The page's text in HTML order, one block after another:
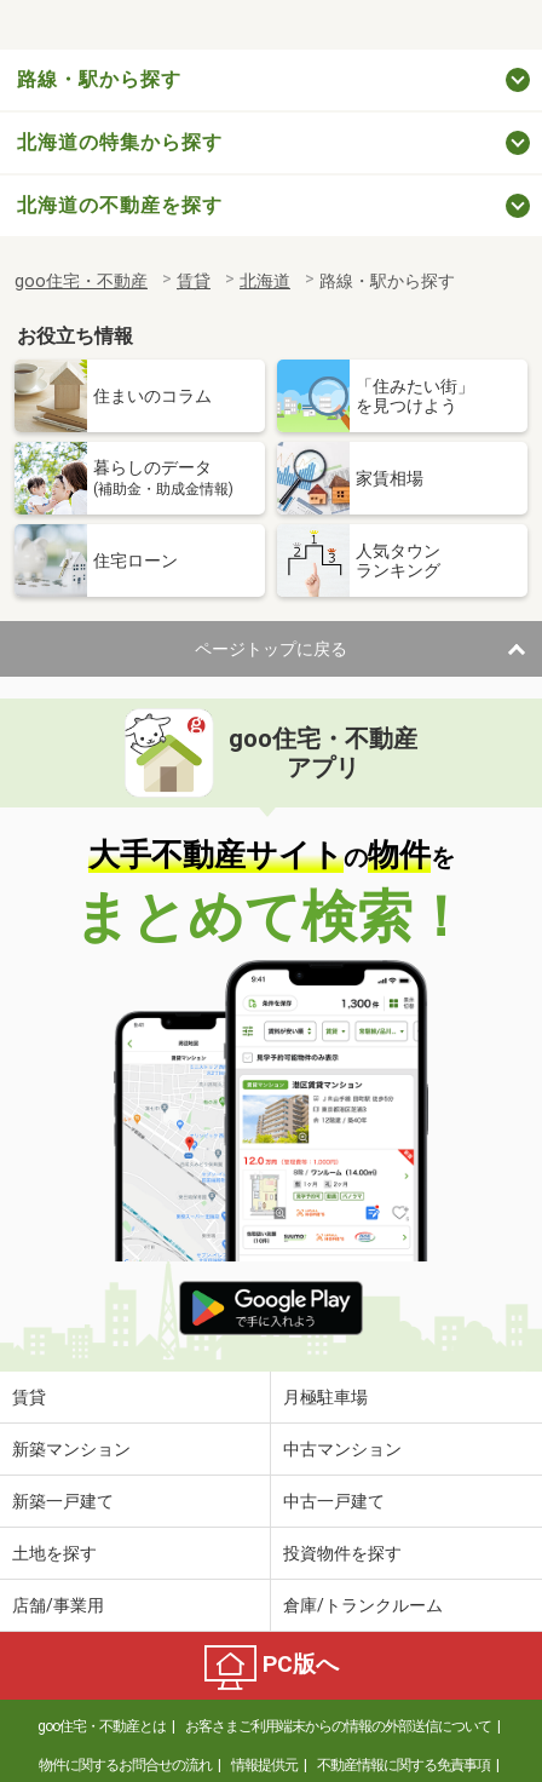
路線・駅から探す
北海道の特集から探す
北海道の不動産を探す
goo住宅・不動産 賃貸 北海道 路線・駅から探す
お役立ち情報
住まいのコラム
「住みたい街」
を見つけよう
暮らしのデータ
(補助金・助成金情報)
家賃相場
住宅ローン
人気タウン
ランキング
ページトップに戻る
goo住宅・不動産
アプリ
大手不動産サイトの物件を
まとめて検索！
賃貸 月極駐車場
新築マンション 中古マンション
新築一戸建て 中古一戸建て
土地を探す 投資物件を探す
店舗/事業用 倉庫/トランクルーム
PC版へ
goo住宅・不動産とは お客さまご利用端末からの情報の外部送信について
物件に関するお問合せの流れ 情報提供元 不動産情報に関する免責事項